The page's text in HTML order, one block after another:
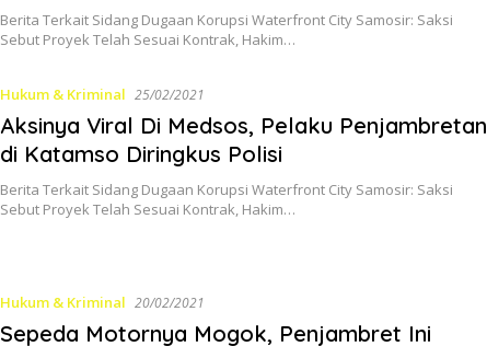
Berita Terkait Sidang Dugaan Korupsi Waterfront City Samosir: Saksi
Sebut Proyek Telah Sesuai Kontrak, Hakim…
Hukum & Kriminal 25/02/2021
Aksinya Viral Di Medsos, Pelaku Penjambretan
di Katamso Diringkus Polisi
Berita Terkait Sidang Dugaan Korupsi Waterfront City Samosir: Saksi
Sebut Proyek Telah Sesuai Kontrak, Hakim…
Hukum & Kriminal 20/02/2021
Sepeda Motornya Mogok, Penjambret Ini